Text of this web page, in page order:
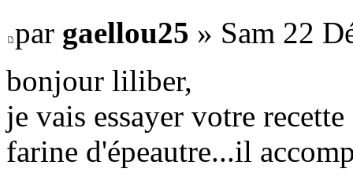
par gaellou25 » Sam 22
bonjour liliber,
je vais essayer votre
farine d'épeautre...il